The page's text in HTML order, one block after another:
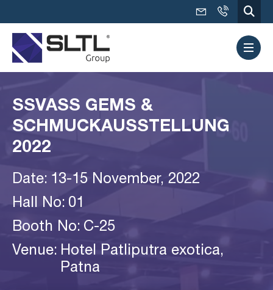
SSVASS GEMS &
SCHMUCKAUSSTELLUNG
2022
Date: 13-15 November, 2022
Hall No: 01
Booth No: C-25
Venue: Hotel Patliputra exotica,
Patna